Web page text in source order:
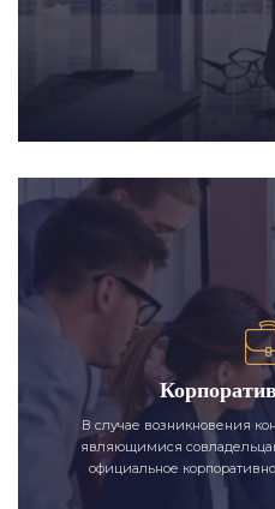
В случае возникновения
являющимися
официальное